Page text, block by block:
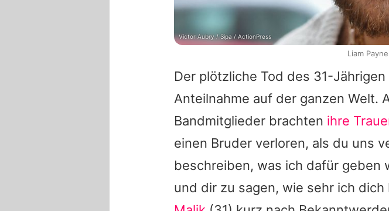
Der plötzliche Tod des 31-
Anteilnahme auf der ganzen Welt.
Bandmitglieder brachten ihre
einen Bruder verloren, als du uns
beschreiben, was ich dafür geben
und dir zu sagen, wie sehr ich
Victor Aubry / Sipa / ActionPress
Liam